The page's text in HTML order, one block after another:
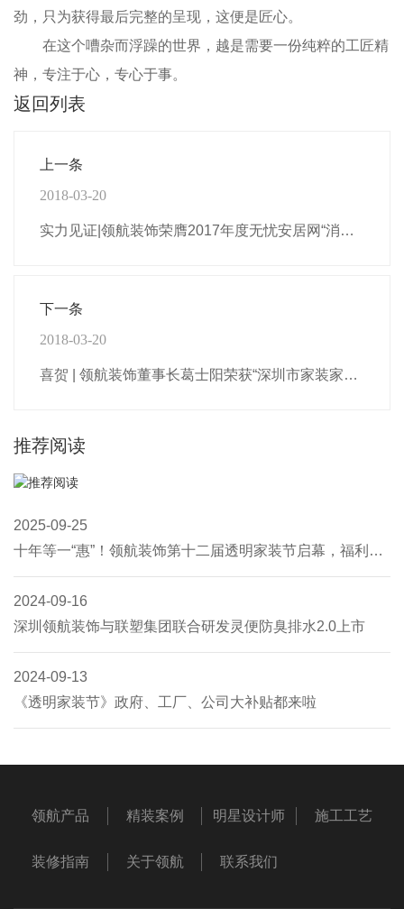
劲，只为获得最后完整的呈现，这便是匠心。
在这个嘈杂而浮躁的世界，越是需要一份纯粹的工匠精
神，专注于心，专心于事。
返回列表
上一条
2018-03-20
实力见证|领航装饰荣膺2017年度无忧安居网“消费者喜爱的家装品牌”
下一条
2018-03-20
喜贺 | 领航装饰董事长葛士阳荣获“深圳市家装家居行业蜂窝精英人物”
推荐阅读
2025-09-25
十年等一“惠”！领航装饰第十二届透明家装节启幕，福利多到让你心动！​
2024-09-16
深圳领航装饰与联塑集团联合研发灵便防臭排水2.0上市
2024-09-13
《透明家装节》政府、工厂、公司大补贴都来啦
领航产品 精装案例 明星设计师 施工工艺
装修指南 关于领航 联系我们